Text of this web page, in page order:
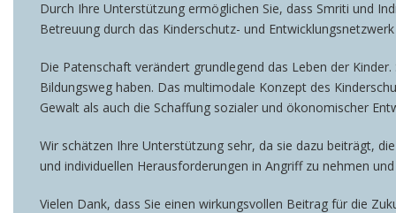
Durch Ihre Unterstützung ermöglichen Sie, dass Smriti und
Betreuung durch das Kinderschutz- und
Die Patenschaft verändert grundlegend das Leben der
Bildungsweg haben. Das multimodale Konzept des
Gewalt als auch die Schaffung sozialer und ökonomischer
Wir schätzen Ihre Unterstützung sehr, da sie dazu beiträgt,
und individuellen Herausforderungen in Angriff zu nehmen
Vielen Dank, dass Sie einen wirkungsvollen Beitrag für die